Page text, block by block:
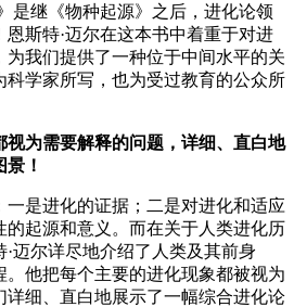
是继《物种起源》之后，进化论领
斯特·迈尔在这本书中着重于对进
我们提供了一种位于中间水平的关
科学家所写，也为受过教育的公众所
视为需要解释的问题，详细、直白地
！
是进化的证据；二是对进化和适应
的起源和意义。而在关于人类进化历
迈尔详尽地介绍了人类及其前身
。他把每个主要的进化现象都被视为
详细、直白地展示了一幅综合进化论